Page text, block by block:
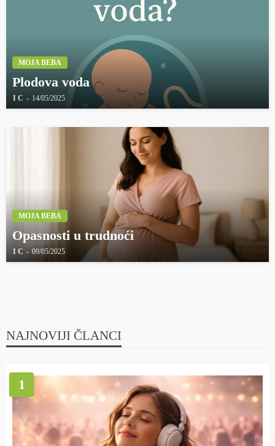
MOJA BEBA
Plodova voda
I C 14/05/2025
MOJA BEBA
Opasnosti u trudnoći
I C 09/05/2025
NAJNOVIJI ČLANCI
1